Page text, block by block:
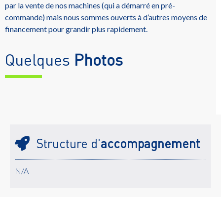
par la vente de nos machines (qui a démarré en pré-
commande) mais nous sommes ouverts à d’autres moyens de
financement pour grandir plus rapidement.
Quelques Photos
Structure d'accompagnement
N/A